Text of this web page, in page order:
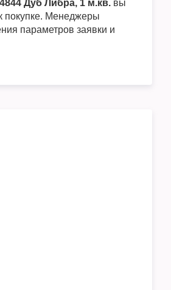
Дуб Либра, 1 м.кв. вы
покупке. Менеджеры
параметров заявки и